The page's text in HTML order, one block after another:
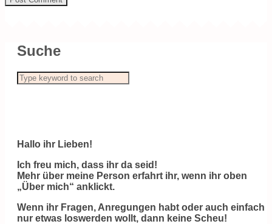
Suche
Hallo ihr Lieben!
Ich freu mich, dass ihr da seid!
Mehr über meine Person erfahrt ihr, wenn ihr oben
„Über mich“ anklickt.
Wenn ihr Fragen, Anregungen habt oder auch einfach
nur etwas loswerden wollt, dann keine Scheu!